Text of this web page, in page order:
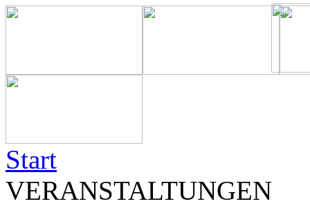
Start
VERANSTALTUNGEN